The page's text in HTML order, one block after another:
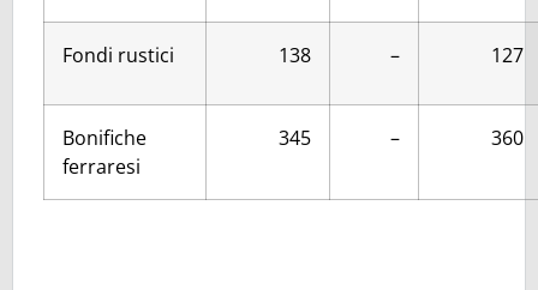
Fondi rustici 138 – 127
Bonifiche
ferraresi
345 – 360